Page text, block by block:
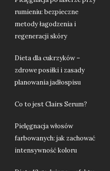
rumieniu: bezpieczne
metody łagodzenia i
regeneracji skóry
Dieta dla cukrzyków –
zdrowe posiłki i zasady
planowania jadłospisu
Co to jest Clairs Serum?
Pielęgnacja włosów
farbowanych: jak zachować
intensywność koloru